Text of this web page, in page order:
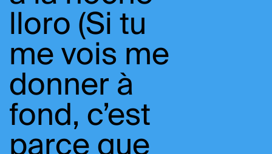
lloro (Si tu
me vois me
donner à
fond, c’est
parce que